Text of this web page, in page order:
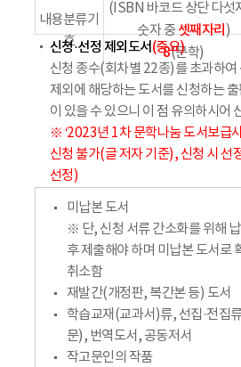
내용분류기
호
(ISBN 바코드 상단 다섯
숫자 중셋째자리)
8(문학)
신청·선정 제외도서 (중요)
신청 종수(회차별 22종)를 초과하여
제외에 해당하는 도서를 신청하는
이 있을 수 있으니 이 점 유의하시어
※ ‘2023년 1차 문학나눔 도서보급
신청 불가(글 저자 기준), 신청 시 선
선정)
미납본 도서
※ 단, 신청 서류 간소화를 위해
후 제출해야 하며 미납본 도서로
취소함
재발간(개정판, 복간본 등) 도서
학습교재(교과서)류, 선집·전집
문), 번역도서, 공동저서
작고문인의 작품